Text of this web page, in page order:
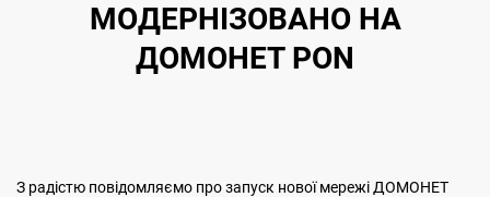
МОДЕРНІЗОВАНО НА
ДОМОНЕТ PON
З радістю повідомляємо про запуск нової мережі ДОМОНЕТ